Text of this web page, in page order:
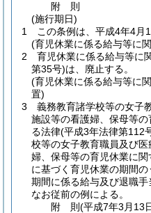
附 則
(施行期日)
1
この条例は、平成4年4月
(育児休業に係る給与等に
2
育児休業に係る給与等に
第35号)は、廃止する。
(育児休業に係る給与等に
置)
3
義務教育諸学校等の女子
施設等の看護婦、保母等
る法律(平成3年法律第112
校等の女子教育職員及び
婦、保母等の育児休業に関
に基づく育児休業の期間
期間に係る給与及び退職手
なお従前の例による。
附 則(平成7年3月13